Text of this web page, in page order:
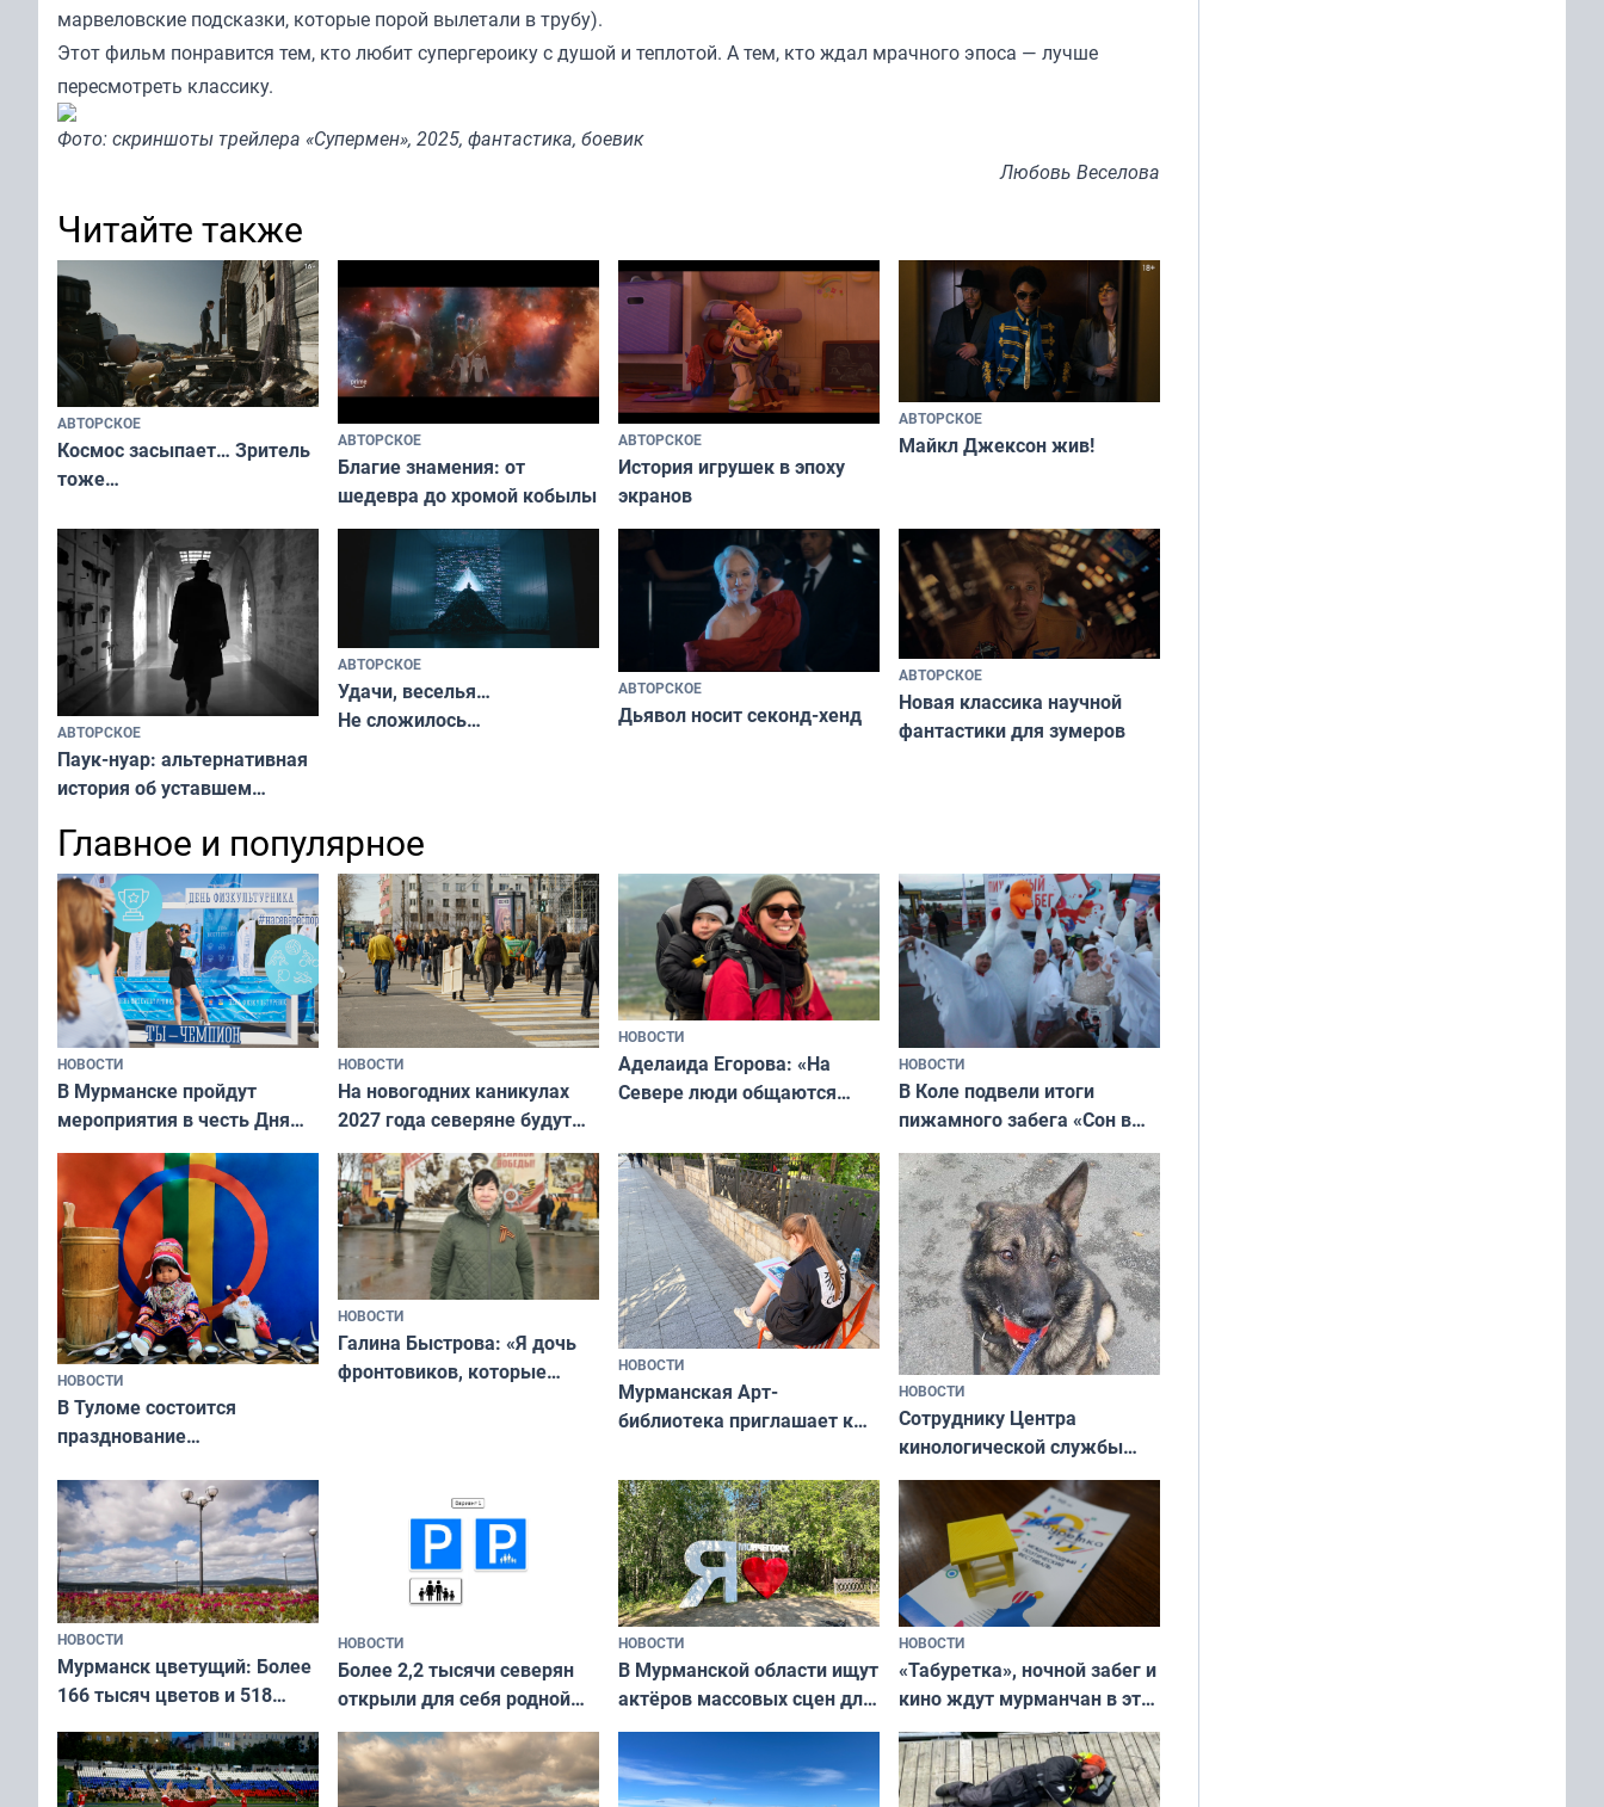
марвеловские подсказки, которые порой вылетали в трубу).
Этот фильм понравится тем, кто любит супергероику с душой и теплотой. А тем, кто ждал мрачного эпоса — лучше
пересмотреть классику.
Фото: скриншоты трейлера «Супермен», 2025, фантастика, боевик
Любовь Веселова
Читайте также
АВТОРСКОЕ
Космос засыпает… Зритель
тоже…
АВТОРСКОЕ
Благие знамения: от
шедевра до хромой кобылы
АВТОРСКОЕ
История игрушек в эпоху
экранов
АВТОРСКОЕ
Майкл Джексон жив!
АВТОРСКОЕ
Паук-нуар: альтернативная
история об уставшем
АВТОРСКОЕ
Удачи, веселья…
Не сложилось…
АВТОРСКОЕ
Дьявол носит секонд-хенд
АВТОРСКОЕ
Новая классика научной
фантастики для зумеров
Главное и популярное
НОВОСТИ
В Мурманске пройдут
мероприятия в честь Дня
физкультурника
НОВОСТИ
На новогодних каникулах
2027 года северяне будут
отдыхать 11 дней
НОВОСТИ
Аделаида Егорова: «На
Севере люди общаются
а потому что
ты им интересен»
НОВОСТИ
В Коле подвели итоги
пижамного забега «Сон в
Олимпийскую ночь»
НОВОСТИ
В Туломе состоится
празднование
коренных народов мира
НОВОСТИ
Галина Быстрова: «Я дочь
фронтовиков, которые
НОВОСТИ
Мурманская Арт-
библиотека приглашает к
и фотографов
НОВОСТИ
Сотруднику Центра
кинологической службы
ищут новый дом
НОВОСТИ
Мурманск цветущий: Более
166 тысяч цветов и 518
НОВОСТИ
Более 2,2 тысячи северян
открыли для себя родной
край в рамках проекта
«Туризм для своих»
НОВОСТИ
В Мурманской области ищут
актёров массовых сцен для
съёмок в
короткометражном фильме
НОВОСТИ
«Табуретка», ночной забег и
кино ждут мурманчан в эти
выходные